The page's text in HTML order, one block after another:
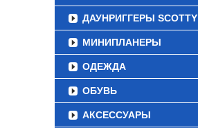
ДАУНРИГГЕРЫ SCOTTY
МИНИПЛАНЕРЫ
ОДЕЖДА
ОБУВЬ
АКСЕССУАРЫ